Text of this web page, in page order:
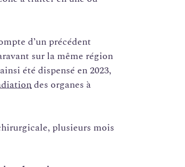
d’un précédent
sur la même région
été dispensé en 2023,
des organes à
plusieurs mois